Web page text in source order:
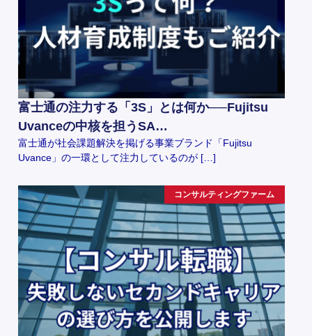
富士通の注力する「3S」とは何か──Fujitsu
Uvanceの中核を担うSA…
富士通が社会課題解決を掲げる事業ブランド「Fujitsu
Uvance」の一環として注力しているのが […]
コンサルティングファーム